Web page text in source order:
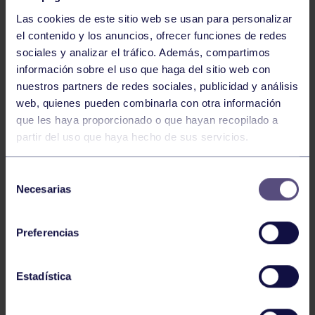
Las cookies de este sitio web se usan para personalizar
el contenido y los anuncios, ofrecer funciones de redes
sociales y analizar el tráfico. Además, compartimos
información sobre el uso que haga del sitio web con
nuestros partners de redes sociales, publicidad y análisis
web, quienes pueden combinarla con otra información
que les haya proporcionado o que hayan recopilado a
partir del uso que haya hecho de sus servicios.
Necesarias
Preferencias
Estadística
Voleibol
CAMPEONAS DE ASTURIAS
Voleibol